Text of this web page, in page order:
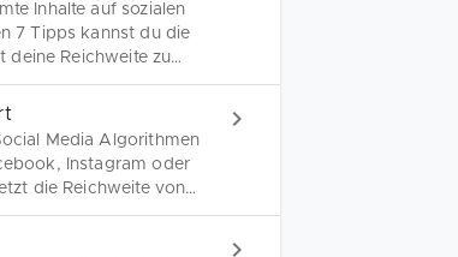
Inhalte auf sozialen
7 Tipps kannst du die
deine Reichweite zu
Media Algorithmen
Instagram oder
die Reichweite von